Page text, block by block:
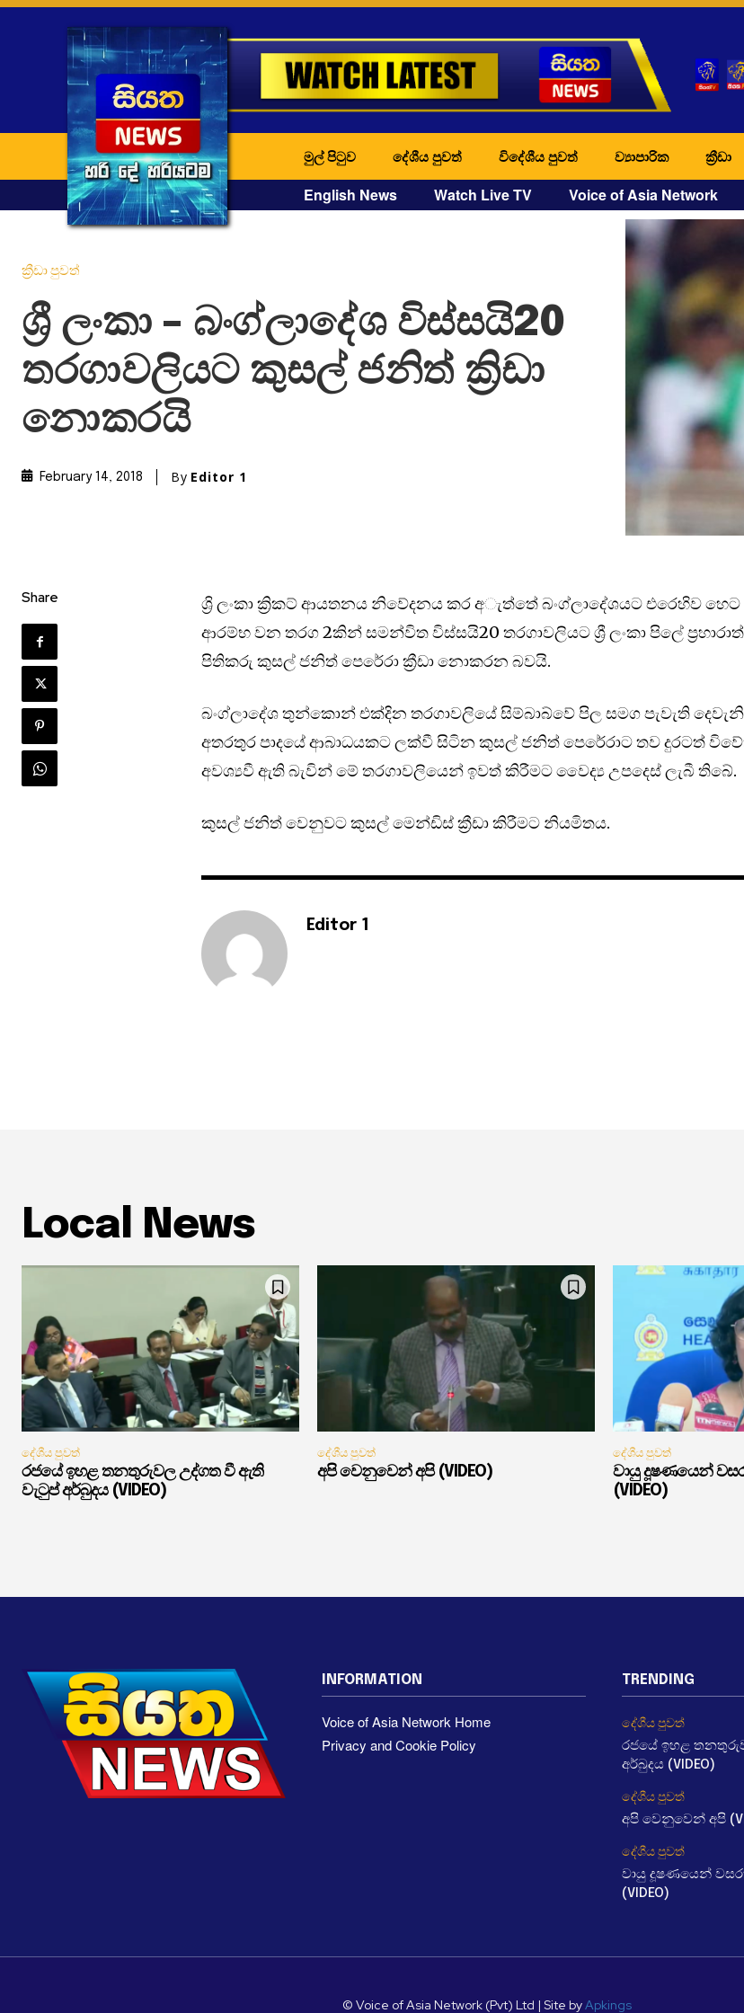
මුල් පිටුව දේශීය පුවත් විදේශීය පුවත් ව්‍යාපාරික ක්‍රීඩා
English News Watch Live TV Voice of Asia Network
ක්‍රීඩා පුවත්
ශ්‍රී ලංකා – බංග්ලාදේශ විස්සයි20
තරගාවලියට කුසල් ජනිත් ක්‍රිඩා
නොකරයි
February 14, 2018 By Editor 1
Share
ශ්‍රි ලංකා ක්‍රිකට් ආයතනය නිවේදනය කර අැත්තේ බංග්ලාදේශයට එරෙහිව හෙට
ආරම්භ වන තරග 2කින් සමන්විත විස්සයි20 තරගාවලියට ශ්‍රී ලංකා පිලේ
පිතිකරු කුසල් ජනිත් පෙරේරා ක්‍රීඩා නොකරන බවයි.
බංග්ලාදේශ තුන්කොන් එක්දින තරගාවලියේ සිම්බාබ්වේ පිල සමග පැවැති
අතරතුර පාදයේ ආබාධයකට ලක්වී සිටින කුසල් ජනිත් පෙරේරාට තව දුරටත්
අවශ්‍යවී ඇති බැවින් මේ තරගාවලියෙන් ඉවත් කිරීමට වෛද්‍ය උපදෙස් ලැබී තිබේ.
කුසල් ජනිත් වෙනුවට කුසල් මෙන්ඩිස් ක්‍රීඩා කිරීමට නියමිතය.
Editor 1
Local News
දේශීය පුවත්
රජයේ ඉහළ තනතුරුවල උද්ගත වී ඇති
වැටුප් අර්බුදය (VIDEO)
දේශීය පුවත්
අපි වෙනුවෙන් අපි (VIDEO)
දේශීය පුවත්
වායු දූෂණයෙන්
(VIDEO)
INFORMATION
Voice of Asia Network Home
Privacy and Cookie Policy
TRENDING
දේශීය පුවත්
රජයේ ඉහළ
අර්බුදය (VIDEO)
දේශීය පුවත්
අපි වෙනුවෙන් අපි
දේශීය පුවත්
වායු දූෂණයෙන්
(VIDEO)
© Voice of Asia Network (Pvt) Ltd | Site byApkings